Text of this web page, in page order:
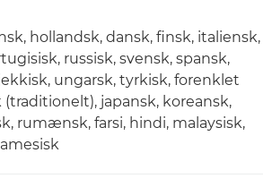
hollandsk, dansk, finsk, italiensk,
russisk, svensk, spansk,
ungarsk, tyrkisk, forenklet
(traditionelt), japansk, koreansk,
rumænsk, farsi, hindi, malaysisk,